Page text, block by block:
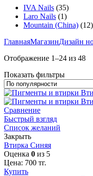
IVA Nails (35)
Laro Nails (1)
Mountain (China) (12)
ГлавнаяМагазинДизайн
Отображение 1–24 из 48
Показать фильтры
Сравнение
Быстрый взгляд
Список желаний
Закрыть
Втирка Синяя
Оценка 0 из 5
Цена: 700 тг.
Купить